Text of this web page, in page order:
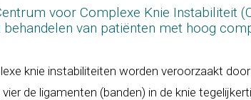
voor Complexe Knie Instabiliteit
behandelen van patiënten met hoog
knie instabiliteiten worden veroorzaakt
vier de ligamenten (banden) in de knie